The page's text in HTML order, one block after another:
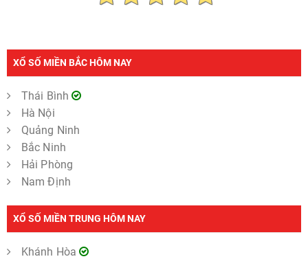
XỔ SỐ MIỀN BẮC HÔM NAY
Thái Bình
Hà Nội
Quảng Ninh
Bắc Ninh
Hải Phòng
Nam Định
XỔ SỐ MIỀN TRUNG HÔM NAY
Khánh Hòa